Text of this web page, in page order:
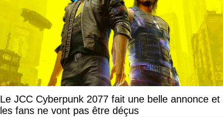
Le JCC Cyberpunk 2077 fait une belle annonce et
les fans ne vont pas être déçus